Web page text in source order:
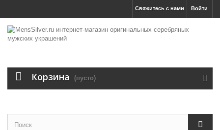
Войти
Свяжитесь с нами
Корзина (пусто)